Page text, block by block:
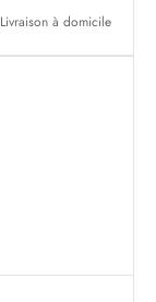
Livraison à domicile